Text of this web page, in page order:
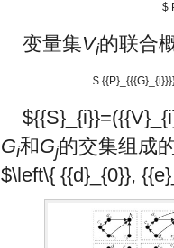
$
变量集Vi的联合
$
Gi和Gj的交集组成
$\left\{ {{d}_{0}},